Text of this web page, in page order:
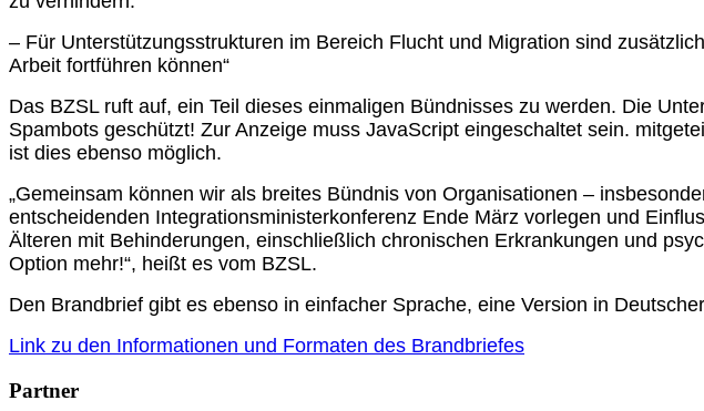
– Für Unterstützungsstrukturen im Bereich Flucht und Migration sind
Arbeit fortführen können“
Das BZSL ruft auf, ein Teil dieses einmaligen Bündnisses zu werden. Die
Spambots geschützt! Zur Anzeige muss JavaScript eingeschaltet sein.
ist dies ebenso möglich.
„Gemeinsam können wir als breites Bündnis von Organisationen –
entscheidenden Integrationsministerkonferenz Ende März vorlegen und
Älteren mit Behinderungen, einschließlich chronischen Erkrankungen und
Option mehr!“, heißt es vom BZSL.
Den Brandbrief gibt es ebenso in einfacher Sprache, eine Version in
Link zu den Informationen und Formaten des Brandbriefes
Partner